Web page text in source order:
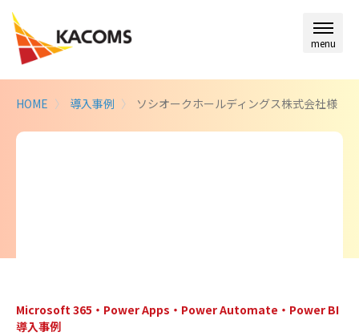
menu
HOME 導入事例 ソシオークホールディングス株式会社様
Microsoft 365・Power Apps・Power Automate・Power BI
導入事例